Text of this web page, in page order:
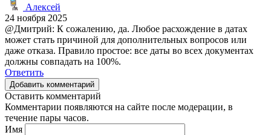
Алексей
24 ноября 2025
@Дмитрий: К сожалению, да. Любое расхождение в датах
может стать причиной для дополнительных вопросов или
даже отказа. Правило простое: все даты во всех документах
должны совпадать на 100%.
Ответить
Добавить комментарий
Оставить комментарий
Комментарии появляются на сайте после модерации, в
течение пары часов.
Имя